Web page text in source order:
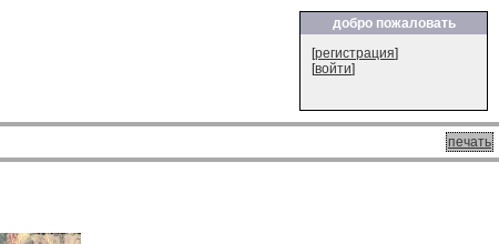
добро пожаловать
[регистрация]
[войти]
печать